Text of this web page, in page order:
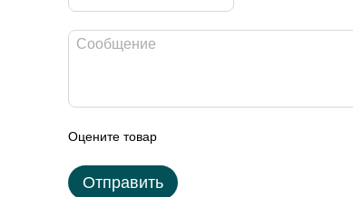
Оцените товар
Отправить